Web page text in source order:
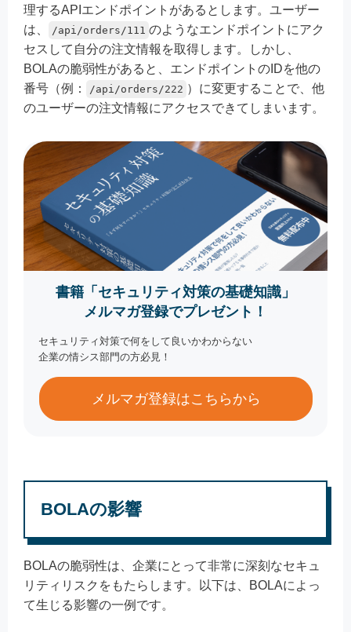
理するAPIエンドポイントがあるとします。ユーザー
は、
/api/orders/111 のようなエンドポイントにアク
セスして自分の注文情報を取得します。しかし、
BOLAの脆弱性があると、エンドポイントのIDを他の
番号（例：
/api/orders/222 ）に変更することで、他
のユーザーの注文情報にアクセスできてしまいます。
書籍「セキュリティ対策の基礎知識」
メルマガ登録でプレゼント！
セキュリティ対策で何をして良いかわからない
企業の情シス部門の方必見！
メルマガ登録はこちらから
BOLAの影響
BOLAの脆弱性は、企業にとって非常に深刻なセキュ
リティリスクをもたらします。以下は、BOLAによっ
て生じる影響の一例です。